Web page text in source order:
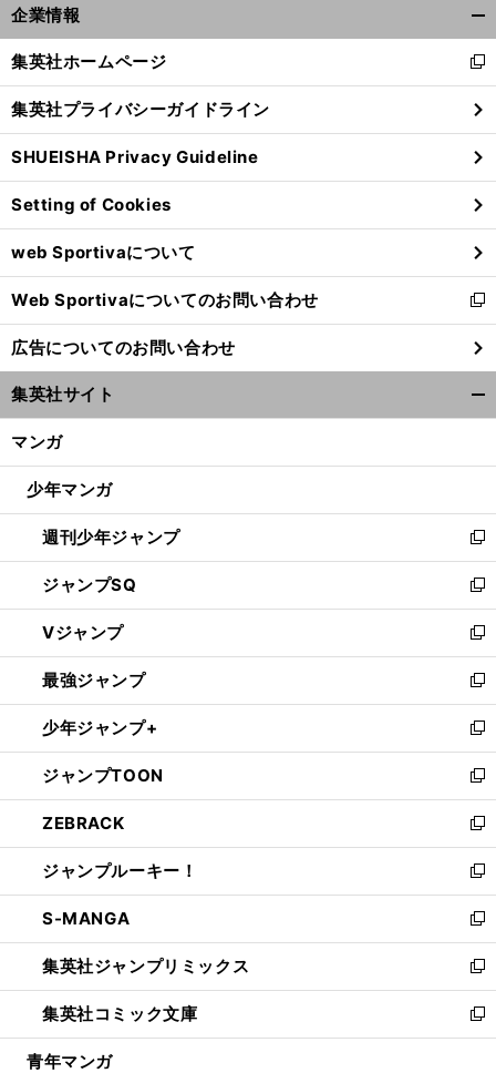
企業情報
閉
る
集英社ホームページ
新
し
い
ウ
ィ
ン
ド
ウ
で
開
く
集英社プライバシーガイドライン
SHUEISHA Privacy Guideline
Setting of Cookies
web Sportivaについて
Web Sportivaについてのお問い合わせ
新
し
い
ウ
ィ
ン
ウ
開
く
広告についてのお問い合わせ
集英社サイト
マンガ
少年マンガ
週刊少年ジャンプ
新
し
い
ウ
ィ
ン
ド
ウ
で
開
く
ジャンプSQ
新
し
い
ウ
ィ
ン
ド
ウ
で
開
く
Vジャンプ
新
し
い
ウ
ィ
ン
ド
ウ
で
開
く
最強ジャンプ
新
し
い
ウ
ィ
ン
ド
ウ
で
開
く
少年ジャンプ+
新
し
い
ウ
ィ
ン
ド
ウ
で
開
く
ジャンプTOON
新
し
い
ウ
ィ
ン
ド
ウ
で
開
く
ZEBRACK
新
し
い
ウ
ィ
ン
ド
ウ
で
開
ジャンプルーキー！
新
し
い
ウ
ィ
ン
ド
ウ
S-MANGA
新
し
い
ウ
ィ
ン
集英社ジャンプリミックス
新
し
い
ウ
集英社コミック文庫
新
し
青年マンガ